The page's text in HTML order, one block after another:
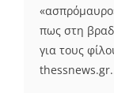
πως στη
για τους